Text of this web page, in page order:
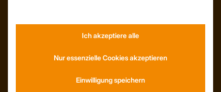
WhatsApp
Ich akzeptiere alle
Nur essenzielle Cookies akzeptieren
Einwilligung speichern